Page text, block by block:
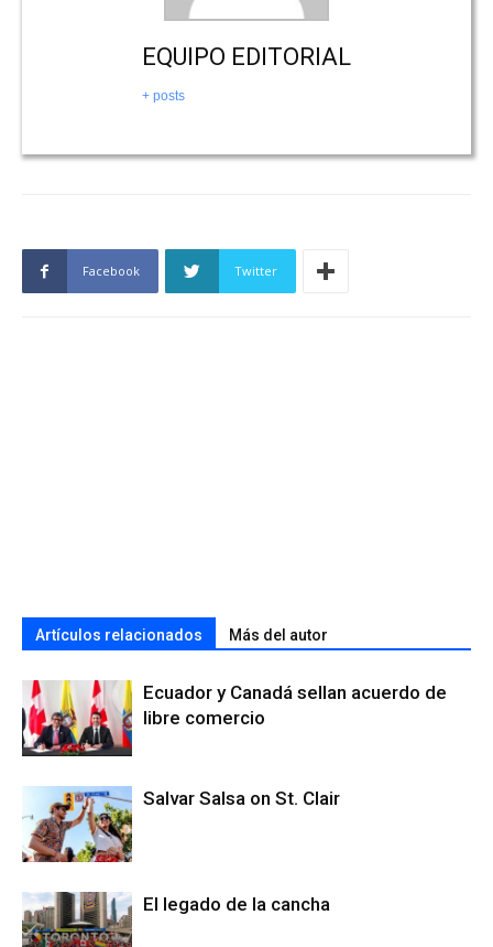
EQUIPO EDITORIAL
+ posts
Facebook Twitter
Artículos relacionados Más del autor
Ecuador y Canadá sellan acuerdo de
libre comercio
Salvar Salsa on St. Clair
El legado de la cancha